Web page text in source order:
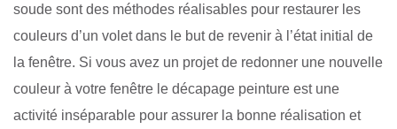
soude sont des méthodes réalisables pour restaurer les
couleurs d’un volet dans le but de revenir à l’état initial de
la fenêtre. Si vous avez un projet de redonner une nouvelle
couleur à votre fenêtre le décapage peinture est une
activité inséparable pour assurer la bonne réalisation et